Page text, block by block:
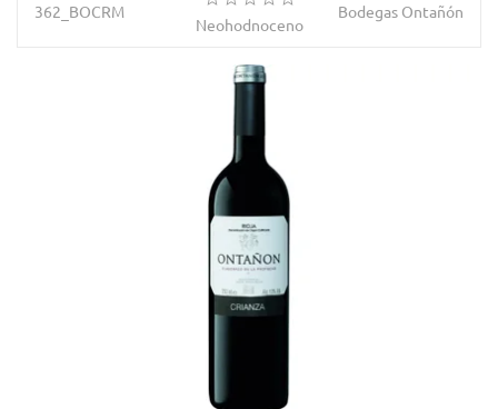
362_BOCRM
Neohodnoceno
Bodegas Ontañón